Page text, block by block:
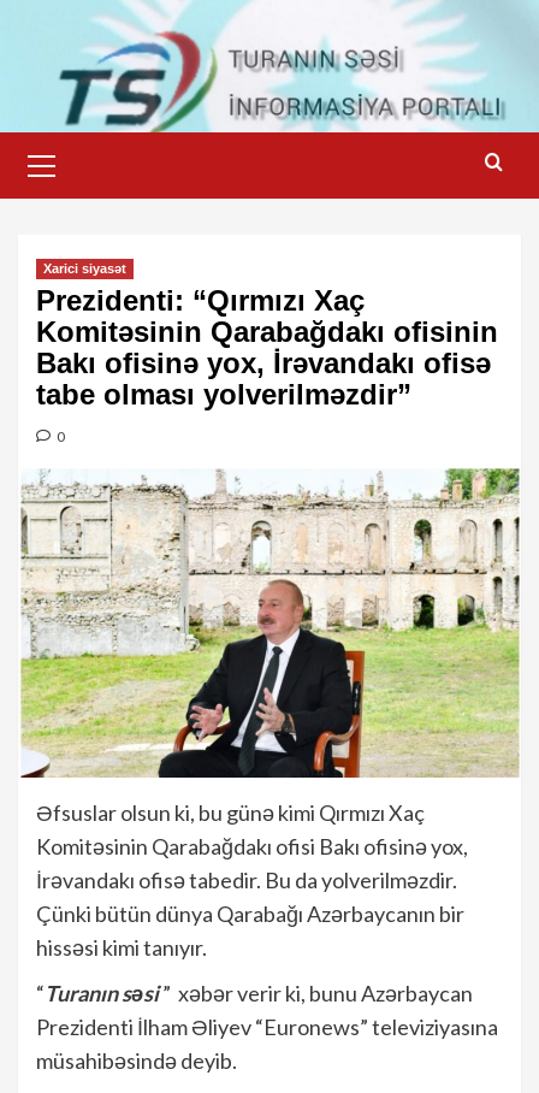
content
Menu
Xarici siyasət
Prezidenti: “Qırmızı Xaç
Komitəsinin Qarabağdakı ofisinin
Bakı ofisinə yox, İrəvandakı ofisə
tabe olması yolverilməzdir”
0
Əfsuslar olsun ki, bu günə kimi Qırmızı Xaç
Komitəsinin Qarabağdakı ofisi Bakı ofisinə yox,
İrəvandakı ofisə tabedir. Bu da yolverilməzdir.
Çünki bütün dünya Qarabağı Azərbaycanın bir
hissəsi kimi tanıyır.
“Turanın səsi” xəbər verir ki, bunu Azərbaycan
Prezidenti İlham Əliyev “Euronews” televiziyasına
müsahibəsində deyib.